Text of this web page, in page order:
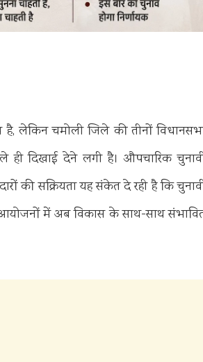
है, लेकिन चमोली जिले की तीनों
ही दिखाई देने लगी है। औपचारिक
की सक्रियता यह संकेत दे रही है कि
में अब विकास के साथ-साथ